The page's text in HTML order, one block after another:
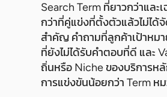
Search Term ที่ยาวกว่าและเ
กว่าที่คู่แข่งที่ตั้งตัวแล้วไม่ได้
สำคัญ คำถามที่ลูกค้าเป้าหม
ที่ยังไม่ได้รับคำตอบที่ดี และ
ถิ่นหรือ Niche ของบริการห
การแข่งขันน้อยกว่า Term ห